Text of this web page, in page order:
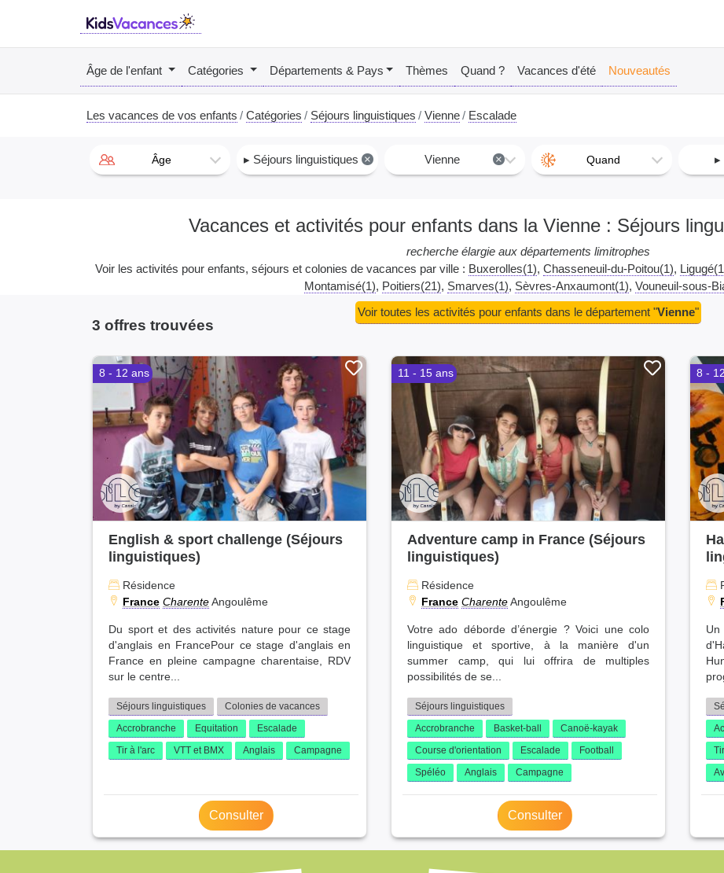
Âge de l'enfant Catégories Départements & Pays Thèmes Quand ? Vacances d'été Nouveautés
Les vacances de vos enfants Catégories Séjours linguistiques Vienne Escalade
Âge ×
▸ Séjours linguistiques ×
Vienne Quand ▸
Vacances et activités pour enfants dans la Vienne : Séjours
recherche élargie aux départements limitrophes
Voir les activités pour enfants, séjours et colonies de vacances par ville : Buxerolles(1) Chasseneuil-du-Poitou(1)
Montamisé(1) Poitiers(21) Smarves(1) Sèvres-Anxaumont(1) Vouneuil-sous-
3 offres trouvées
Voir toutes les activités pour enfants dans le département "Vienne"
8 - 12 ans
English & sport challenge (Séjours
linguistiques)
Résidence
France CharenteAngoulême
Du sport et des activités nature pour ce stage
d'anglais en FrancePour ce stage d'anglais en
France en pleine campagne charentaise, RDV
sur le centre...
Séjours linguistiques
Colonies de vacances
Accrobranche
Equitation
Escalade
Tir à l'arc
VTT et BMX Anglais Campagne
Consulter
11 - 15 ans
Adventure camp in France (Séjours
linguistiques)
Résidence
France CharenteAngoulême
Votre ado déborde d’énergie ? Voici une colo
linguistique et sportive, à la manière d'un
summer camp, qui lui offrira de multiples
possibilités de se...
Séjours linguistiques
Accrobranche
Basket-ball
Canoë-kayak
Course d'orientation
Escalade
Football
Spéléo
Anglais Campagne
Consulter
8 -
Un